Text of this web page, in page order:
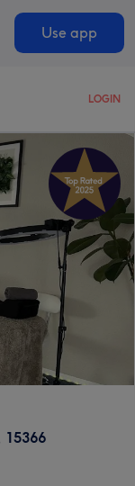
Use app
LOGIN
15366